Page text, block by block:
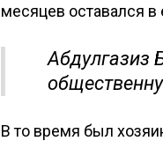
месяцев оставался
Абдулгазиз
В то время был